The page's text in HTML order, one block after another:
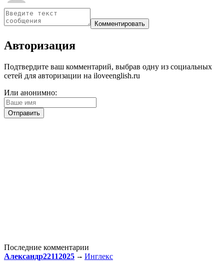
Авторизация
Подтвердите ваш комментарий, выбрав одну из социальных
сетей для авторизации на iloveenglish.ru
Или анонимно:
Последние комментарии
Александр22112025
Инглекс